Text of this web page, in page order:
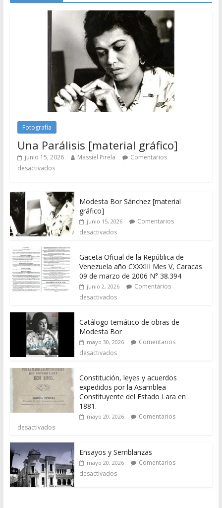
Fotografía
Una Parálisis [material gráfico]
junio 15, 2026 Massiel Pirela
Comentarios
desactivados
Modesta Bor Sánchez [material
gráfico]
junio 15, 2026
Comentarios
desactivados
Gaceta Oficial de la República de
Venezuela año CXXXIII Mes V, Caracas
09 de marzo de 2006 N° 38.394
junio 2, 2026
Comentarios
desactivados
Catálogo temático de obras de
Modesta Bor
mayo 30, 2026
Comentarios
desactivados
Constitución, leyes y acuerdos
expedidos por la Asamblea
Constituyente del Estado Lara en
1881.
mayo 20, 2026
Comentarios
desactivados
Ensayos y Semblanzas
mayo 20, 2026
Comentarios
desactivados